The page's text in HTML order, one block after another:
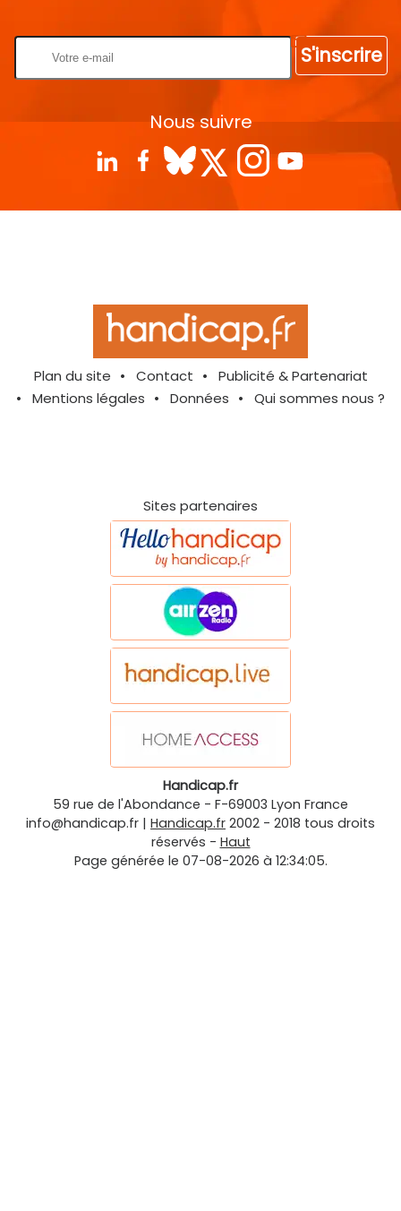
S'inscrire
Nous suivre
Plan du site Contact
Publicité & Partenariat
Mentions légales
Données Qui sommes nous ?
Sites partenaires
Handicap.fr
59 rue de l'Abondance - F-69003 Lyon France
info@handicap.fr | Handicap.fr 2002 - 2018 tous droits
réservés - Haut
Page générée le 07-08-2026 à 12:34:05.